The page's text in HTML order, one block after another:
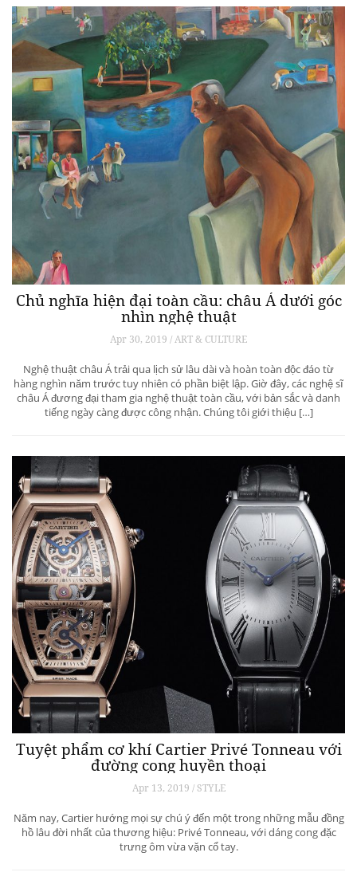
Chủ nghĩa hiện đại toàn cầu: châu Á dưới góc
nhìn nghệ thuật
Apr 30, 2019 / ART & CULTURE
Nghệ thuật châu Á trải qua lịch sử lâu dài và hoàn toàn độc đáo từ
hàng nghìn năm trước tuy nhiên có phần biệt lập. Giờ đây, các nghệ sĩ
châu Á đương đại tham gia nghệ thuật toàn cầu, với bản sắc và danh
tiếng ngày càng được công nhận. Chúng tôi giới thiệu […]
Tuyệt phẩm cơ khí Cartier Privé Tonneau với
đường cong huyền thoại
Apr 13, 2019 / STYLE
Năm nay, Cartier hướng mọi sự chú ý đến một trong những mẫu đồng
hồ lâu đời nhất của thương hiệu: Privé Tonneau, với dáng cong đặc
trưng ôm vừa vặn cổ tay.